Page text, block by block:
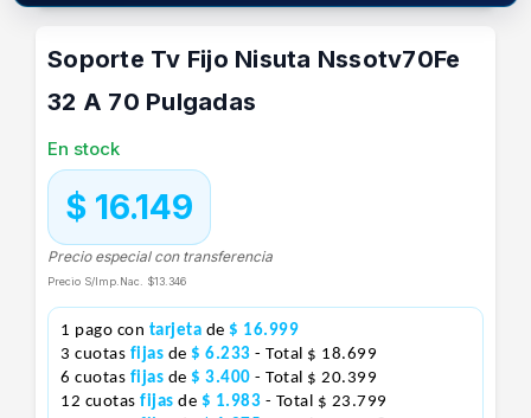
Soporte Tv Fijo Nisuta Nssotv70Fe
32 A 70 Pulgadas
En stock
$ 16.149
Precio especial con transferencia
Precio S/Imp.Nac. $13.346
1 pago con tarjeta de $ 16.999
3 cuotas fijas de $ 6.233 - Total $ 18.699
6 cuotas fijas de $ 3.400 - Total $ 20.399
12 cuotas fijas de $ 1.983 - Total $ 23.799